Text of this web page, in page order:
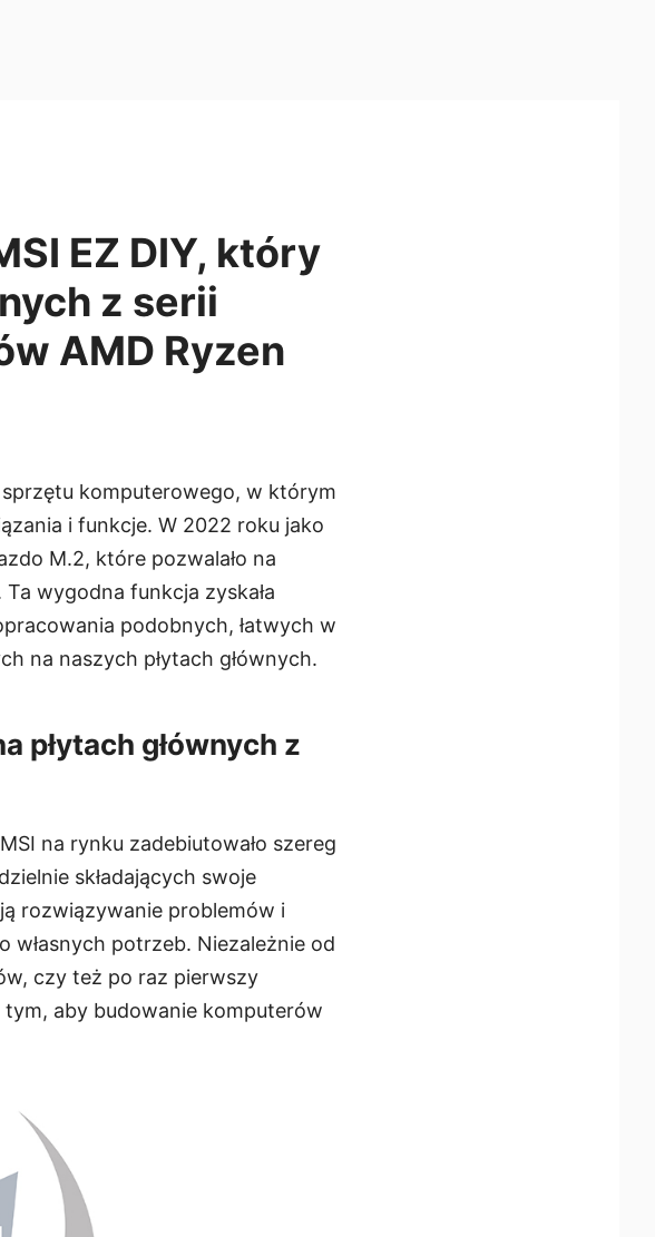
EZ DIY, który
z serii
AMD Ryzen
sprzętu komputerowego, w którym
i funkcje. W 2022 roku jako
M.2, które pozwalało na
wygodna funkcja zyskała
podobnych, łatwych w
na naszych płytach głównych.
płytach głównych z
na rynku zadebiutowało szereg
składających swoje
rozwiązywanie problemów i
własnych potrzeb. Niezależnie od
czy też po raz pierwszy
tym, aby budowanie komputerów